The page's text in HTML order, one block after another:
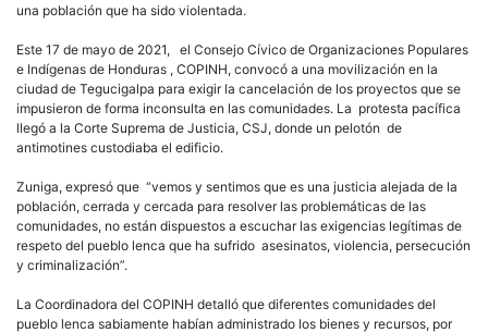
una población que ha sido violentada.
Este 17 de mayo de 2021, el Consejo Cívico de Organizaciones Populares
e Indígenas de Honduras , COPINH, convocó a una movilización en la
ciudad de Tegucigalpa para exigir la cancelación de los proyectos que se
impusieron de forma inconsulta en las comunidades. La protesta pacífica
llegó a la Corte Suprema de Justicia, CSJ, donde un pelotón de
antimotines custodiaba el edificio.
Zuniga, expresó que “vemos y sentimos que es una justicia alejada de la
población, cerrada y cercada para resolver las problemáticas de las
comunidades, no están dispuestos a escuchar las exigencias legítimas de
respeto del pueblo lenca que ha sufrido asesinatos, violencia, persecución
y criminalización”.
La Coordinadora del COPINH detalló que diferentes comunidades del
pueblo lenca sabiamente habían administrado los bienes y recursos, por